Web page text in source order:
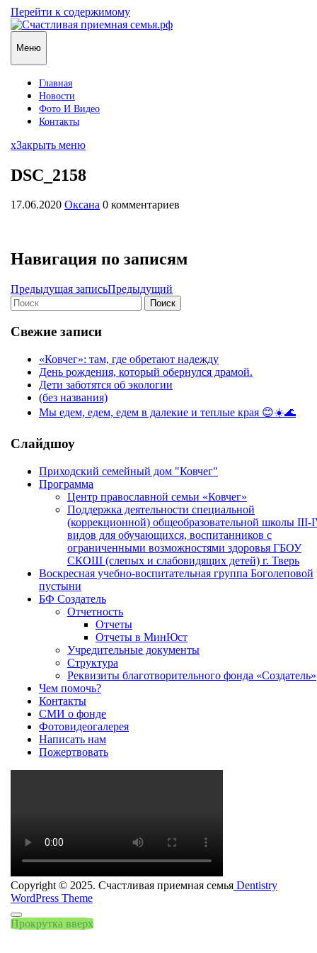
Перейти к содержимому
Меню
Главная
Новости
Фото И Видео
Контакты
xЗакрыть меню
DSC_2158
17.06.2020 Оксана 0 комментариев
Навигация по записям
Предыдущая записьПредыдущий
Поиск
Свежие записи
«Ковчег»: там, где обретают надежду
День рождения, который обернулся драмой.
Дети заботятся об экологии
(без названия)
Мы едем, едем, едем в далекие и теплые края 😊☀️🌊
Слайдшоу
Приходский семейный дом "Ковчег"
Программа
Центр православной семьи «Ковчег»
Поддержка деятельности специальной
(коррекционной) общеобразовательной школы III-
видов для обучающихся, воспитанников с
ограниченными возможностями здоровья ГБОУ
СКОШ (слепых и слабовидящих детей) г. Тверь
Воскресная учебно-воспитательная группа Боголеповой
пустыни
БФ Создатель
Отчетность
Отчеты
Отчеты в МинЮст
Учредительные документы
Структура
Реквизиты благотворительного фонда «Создатель»
Чем помочь?
Контакты
СМИ о фонде
Фотовидеогалерея
Написать нам
Пожертвовать
Copyright © 2025. Счастливая приемная семья Dentistry
WordPress Theme
Прокрутка вверх